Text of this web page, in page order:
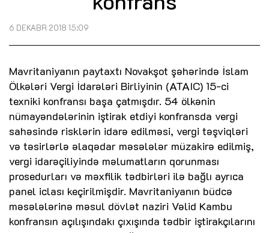
6 DEKABR 2018 15:09
Mavritaniyanın paytaxtı Novakşot şəhərində İslam
Ölkələri Vergi İdarələri Birliyinin (ATAIC) 15-ci
texniki konfransı başa çatmışdır. 54 ölkənin
nümayəndələrinin iştirak etdiyi konfransda vergi
sahəsində risklərin idarə edilməsi, vergi təşviqləri
və təsirlərlə əlaqədar məsələlər müzakirə edilmiş,
vergi idarəçiliyində məlumatların qorunması
prosedurları və məxfilik tədbirləri ilə bağlı ayrıca
panel iclası keçirilmişdir. Mavritaniyanın büdcə
məsələlərinə məsul dövlət naziri Vəlid Kambu
konfransın açılışındakı çıxışında tədbir iştirakçılarını